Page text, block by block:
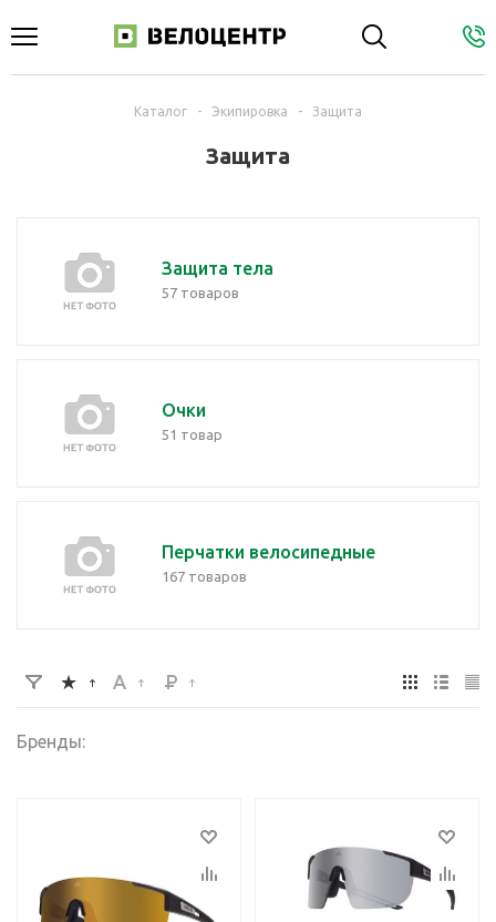
Каталог - Экипировка - Защита
Защита
Защита тела
57 товаров
Очки
51 товар
Перчатки велосипедные
167 товаров
Бренды: